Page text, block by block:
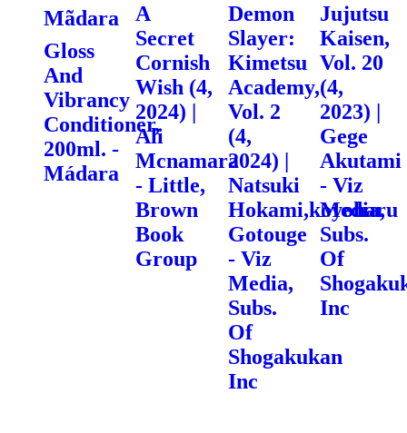
Mãdara
Gloss
And
Vibrancy
Conditioner,
200ml. -
Mádara
A
Secret
Cornish
Wish (4,
2024) |
Ali
Mcnamara
- Little,
Brown
Book
Group
Demon
Slayer:
Kimetsu
Academy,
Vol. 2
(4,
2024) |
Natsuki
Hokami,koyoharu
Gotouge
- Viz
Media,
Subs.
Of
Shogakukan
Inc
Jujutsu
Kaisen,
Vol. 20
(4,
2023) |
Gege
Akutami
- Viz
Media,
Subs.
Of
Inc